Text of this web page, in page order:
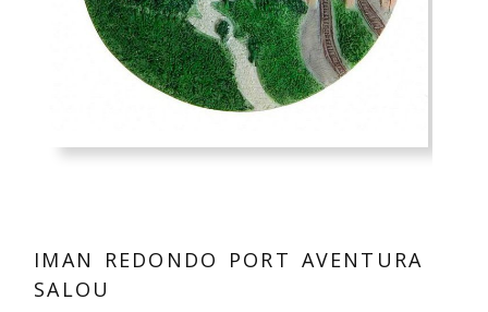
IMAN REDONDO PORT AVENTURA
SALOU